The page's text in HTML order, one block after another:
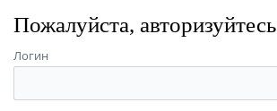
Пожалуйста, авторизуйтесь
Логин